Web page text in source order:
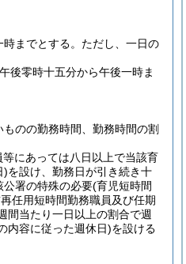
までとする。 ただし、一日の
後零時十五分から午後一時ま
のの勤務時間、勤務時間の割
にあっては八日以上で当該育
)を設け、勤務日が引き続き十
公署の特殊の必要(育児短時間
任用短時間勤務職員及び任期
間当たり一日以上の割合で週
内容に従った週休日)を設ける